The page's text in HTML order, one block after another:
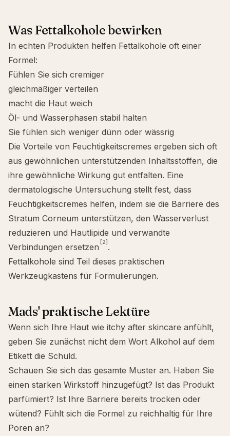
Was Fettalkohole bewirken
In echten Produkten helfen Fettalkohole oft einer
Formel:
Fühlen Sie sich cremiger
gleichmäßiger verteilen
macht die Haut weich
Öl- und Wasserphasen stabil halten
Sie fühlen sich weniger dünn oder wässrig
Die Vorteile von Feuchtigkeitscremes ergeben sich oft
aus gewöhnlichen unterstützenden Inhaltsstoffen, die
ihre gewöhnliche Wirkung gut entfalten. Eine
dermatologische Untersuchung stellt fest, dass
Feuchtigkeitscremes helfen, indem sie die Barriere des
Stratum Corneum unterstützen, den Wasserverlust
reduzieren und Hautlipide und verwandte
Verbindungen ersetzen [2] .
Fettalkohole sind Teil dieses praktischen
Werkzeugkastens für Formulierungen.
Mads' praktische Lektüre
Wenn sich Ihre Haut wie itchy after skincare anfühlt,
geben Sie zunächst nicht dem Wort Alkohol auf dem
Etikett die Schuld.
Schauen Sie sich das gesamte Muster an. Haben Sie
einen starken Wirkstoff hinzugefügt? Ist das Produkt
parfümiert? Ist Ihre Barriere bereits trocken oder
wütend? Fühlt sich die Formel zu reichhaltig für Ihre
Poren an?